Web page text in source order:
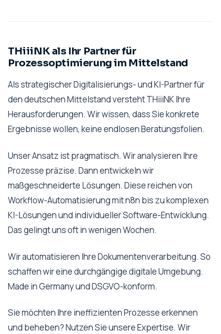
THiiiNK als Ihr Partner für
Prozessoptimierung im Mittelstand
Als strategischer Digitalisierungs- und KI-Partner für
den deutschen Mittelstand versteht THiiiNK Ihre
Herausforderungen. Wir wissen, dass Sie konkrete
Ergebnisse wollen, keine endlosen Beratungsfolien.
Unser Ansatz ist pragmatisch. Wir analysieren Ihre
Prozesse präzise. Dann entwickeln wir
maßgeschneiderte Lösungen. Diese reichen von
Workflow-Automatisierung mit n8n bis zu komplexen
KI-Lösungen und individueller Software-Entwicklung.
Das gelingt uns oft in wenigen Wochen.
Wir automatisieren Ihre Dokumentenverarbeitung. So
schaffen wir eine durchgängige digitale Umgebung.
Made in Germany und DSGVO-konform.
Sie möchten Ihre ineffizienten Prozesse erkennen
und beheben? Nutzen Sie unsere Expertise. Wir